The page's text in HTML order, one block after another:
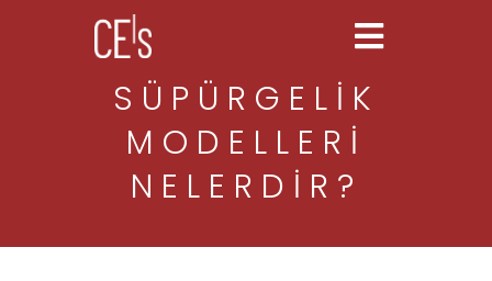
SÜPÜRGELIK
MODELLERI
NELERDIR?